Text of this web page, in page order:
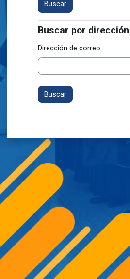
Buscar por dirección
Buscar por dirección
Dirección de correo